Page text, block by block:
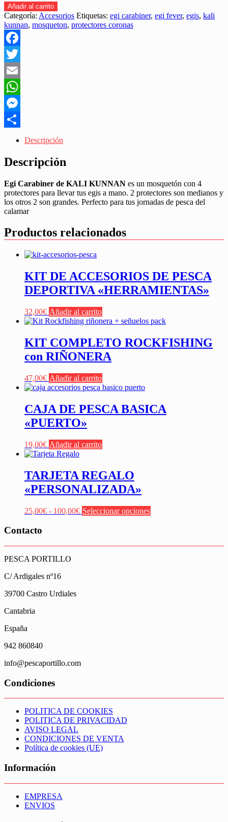
EGI
CARABINER
de
KALI
KUNNAN
"
EGING/CALAMAR"
cantidad
Añadir al carrito
Categoría: Accesorios Etiquetas: egi carabiner, egi fever, egis, kali
kunnan, mosqueton, protectores coronas
Facebook
Twitter
Email
WhatsApp
Messenger
Descripción
Descripción
Egi Carabiner de KALI KUNNAN es un mosquetón con 4
protectores para llevar tus egis a mano. 2 protectores son medianos y
los otros 2 son grandes. Perfecto para tus jornadas de pesca del
calamar
Productos relacionados
KIT DE ACCESORIOS DE PESCA
DEPORTIVA «HERRAMIENTAS»
32,00€ Añadir al carrito
KIT COMPLETO ROCKFISHING
con RIÑONERA
47,00€ Añadir al carrito
CAJA DE PESCA BASICA
«PUERTO»
19,00€ Añadir al carrito
TARJETA REGALO
«PERSONALIZADA»
25,00€ - 100,00€Rango
25,00€
Seleccionar opciones
variantes.
Contacto
PESCA PORTILLO
C/ Ardigales nº16
39700 Castro Urdiales
Cantabria
España
942 860840
info@pescaportillo.com
Condiciones
POLITICA DE COOKIES
POLITICA DE PRIVACIDAD
AVISO LEGAL
CONDICIONES DE VENTA
Política de cookies (UE)
Información
EMPRESA
ENVIOS